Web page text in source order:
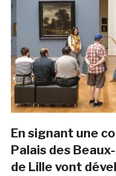
En signant une
Palais des
de Lille vont